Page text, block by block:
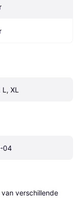
XL
04
verschillende